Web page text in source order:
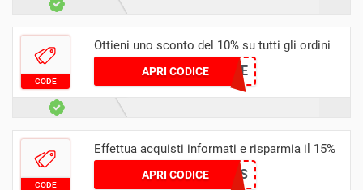
CODE
Ottieni uno sconto del 10% su tutti gli ordini
APRI CODICE ANNIE
CODE
Effettua acquisti informati e risparmia il 15%
APRI CODICE INES